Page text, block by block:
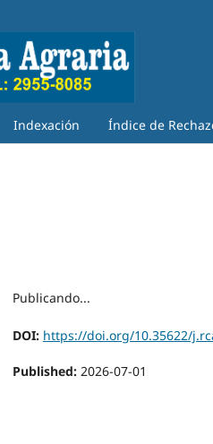
Indexación Índice de
Publicando...
DOI: https://doi.org/10.35622/
Published: 2026-07-01